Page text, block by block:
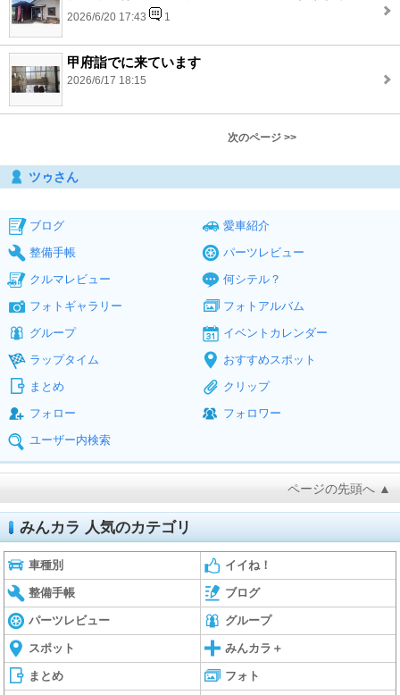
2026/6/20 17:43 1
甲府詣でに来ています
2026/6/17 18:15
次のページ >>
ツゥさん
ブログ
愛車紹介
整備手帳
パーツレビュー
クルマレビュー
何シテル？
フォトギャラリー
フォトアルバム
グループ
イベントカレンダー
ラップタイム
おすすめスポット
まとめ
クリップ
フォロー
フォロワー
ユーザー内検索
ページの先頭へ ▲
みんカラ 人気のカテゴリ
車種別 イイね！
整備手帳 ブログ
パーツレビュー グループ
スポット みんカラ＋
まとめ フォト